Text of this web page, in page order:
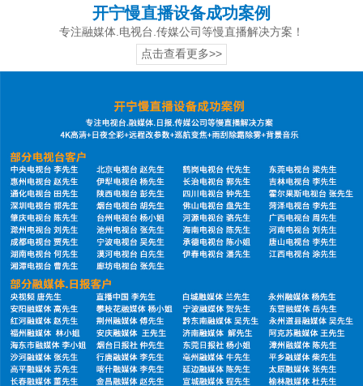
开宁慢直播设备成功案例
专注融媒体.电视台.传媒公司等慢直播解决方案！
点击查看更多>>